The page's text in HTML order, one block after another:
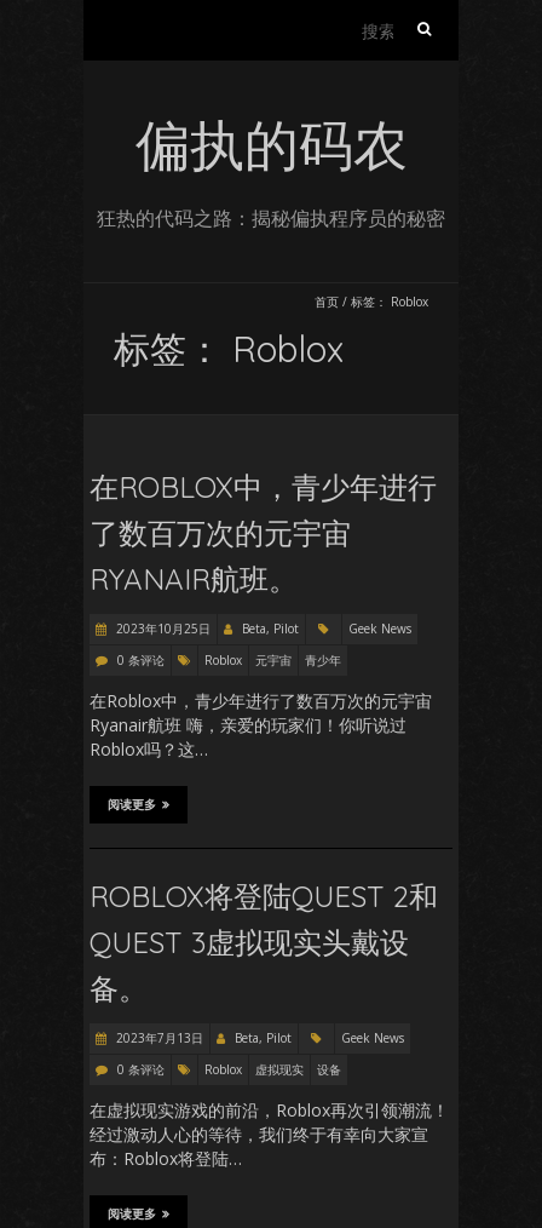
偏执的码农
狂热的代码之路：揭秘偏执程序员的秘密
首页 / 标签： Roblox
标签： Roblox
在ROBLOX中，青少年进行
了数百万次的元宇宙
RYANAIR航班。
2023年10月25日 Beta, Pilot
Geek News
0 条评论
Roblox 元宇宙 青少年
在Roblox中，青少年进行了数百万次的元宇宙
Ryanair航班 嗨，亲爱的玩家们！你听说过
Roblox吗？这…
阅读更多
ROBLOX将登陆QUEST 2和
QUEST 3虚拟现实头戴设
备。
2023年7月13日 Beta, Pilot
Geek News
0 条评论
Roblox 虚拟现实 设备
在虚拟现实游戏的前沿，Roblox再次引领潮流！
经过激动人心的等待，我们终于有幸向大家宣
布：Roblox将登陆…
阅读更多